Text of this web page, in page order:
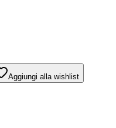
Aggiungi alla wishlist